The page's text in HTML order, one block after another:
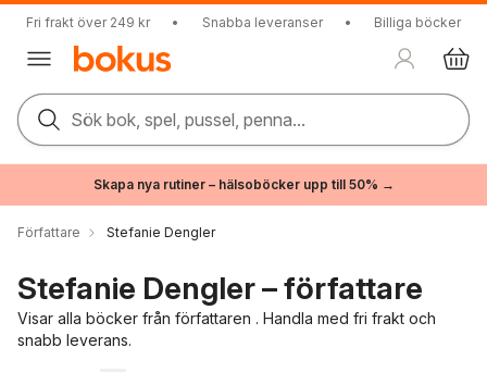
Fri frakt över 249 kr • Snabba leveranser • Billiga böcker
Sök bok, spel, pussel, penna...
Skapa nya rutiner – hälsoböcker upp till 50% →
Författare Stefanie Dengler
Stefanie Dengler – författare
Visar alla böcker från författaren . Handla med fri frakt och
snabb leverans.